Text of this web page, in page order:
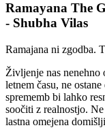
Ramayana The
- Shubha Vilas
Ramajana ni zgodba.
Življenje nas nenehno
letnem času, ne
sprememb bi lahko
soočiti z realnostjo.
lastna omejena